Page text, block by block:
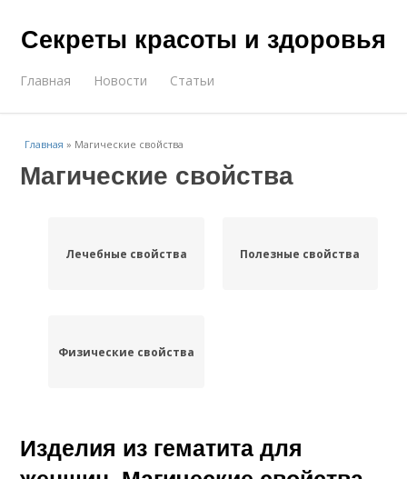
Секреты красоты и здоровья
Главная Новости Статьи
Главная » Магические свойства
Магические свойства
Лечебные свойства Полезные свойства
Физические свойства
Изделия из гематита для